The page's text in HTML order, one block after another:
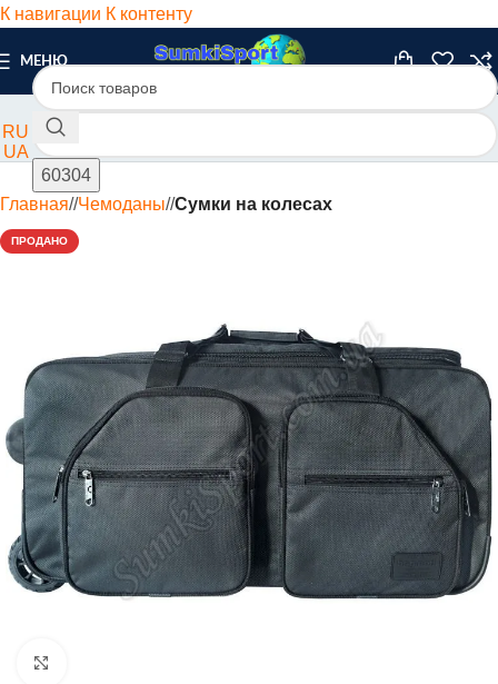
К навигации К контенту
МЕНЮ
RU
UA
Главная/ Чемоданы/ Сумки на колесах
ПРОДАНО